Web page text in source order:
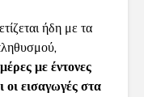
ήδη με τα
με έντονες
οι εισαγωγές στα